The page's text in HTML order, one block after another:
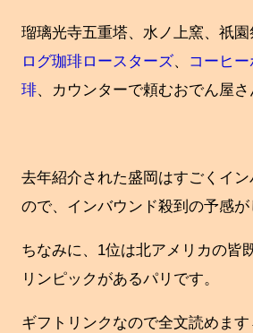
瑠璃光寺五重塔、水ノ上窯、祇園
ログ珈琲ロースターズ、 コーヒー
琲、カウンターで頼むおでん屋さ
去年紹介された盛岡はすごくイ
ので、インバウンド殺到の予感が
ちなみに、1位は北アメリカの皆
リンピックがあるパリです。
ギフトリンクなので全文読めま